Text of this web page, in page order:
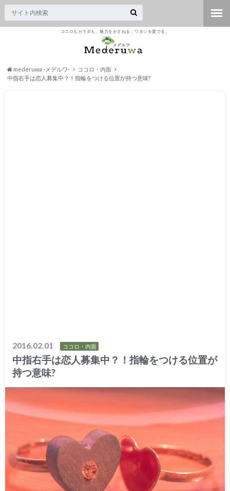
ココロもカラダも。魅力をかさねる。ワタシを愛でる。
mederuwa -メデルワ-
ココロ・内面
中指右手は恋人募集中？！指輪をつける位置が持つ意味?
2016.02.01 ココロ・内面
中指右手は恋人募集中？！指輪をつける位置が
持つ意味?